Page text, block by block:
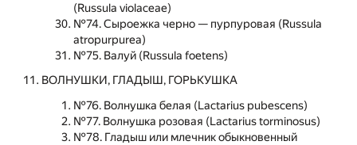
(Russula violaceae)
№74. Сыроежка черно — пурпуровая (Russula
atropurpurea)
№75. Валуй (Russula foetens)
ВОЛНУШКИ, ГЛАДЫШ, ГОРЬКУШКА
№76. Волнушка белая (Lactarius pubescens)
№77. Волнушка розовая (Lactarius torminosus)
№78. Гладыш или млечник обыкновенный